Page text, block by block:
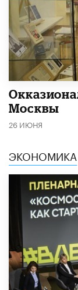
Москвы
26 ИЮНЯ
ЭКОНОМИКА